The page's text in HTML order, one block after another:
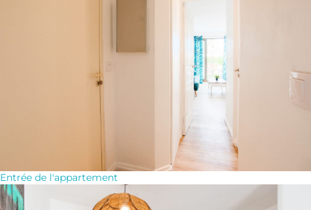
Entrée de l'appartement